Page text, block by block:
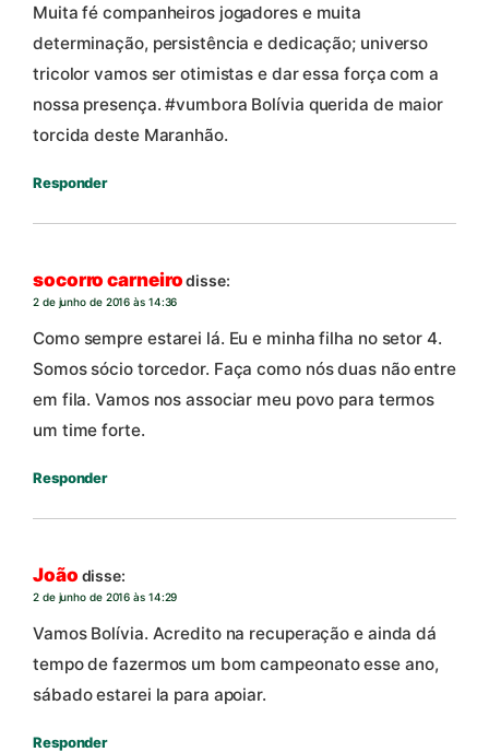
Muita fé companheiros jogadores e muita
determinação, persistência e dedicação; universo
tricolor vamos ser otimistas e dar essa força com a
nossa presença. #vumbora Bolívia querida de maior
torcida deste Maranhão.
Responder
socorro carneirodisse:
2 de junho de 2016 às 14:36
Como sempre estarei lá. Eu e minha filha no setor 4.
Somos sócio torcedor. Faça como nós duas não entre
em fila. Vamos nos associar meu povo para termos
um time forte.
Responder
João disse:
2 de junho de 2016 às 14:29
Vamos Bolívia. Acredito na recuperação e ainda dá
tempo de fazermos um bom campeonato esse ano,
sábado estarei la para apoiar.
Responder